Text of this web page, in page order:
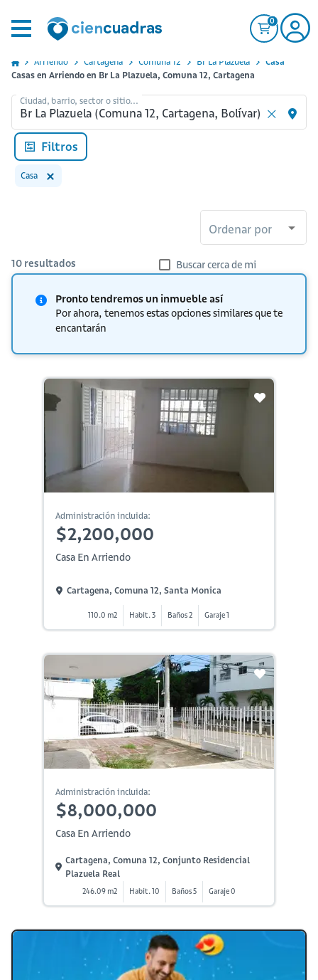
0
Arriendo Cartagena Comuna 12 Br La Plazuela
Casa
Casas en Arriendo en Br La Plazuela, Comuna 12, Cartagena
Ciudad, barrio, sector o sitio...
Filtros
Casa
Ordenar por
10 resultados Buscar cerca de mi
Pronto tendremos un inmueble así
Por ahora, tenemos estas opciones similares que te
encantarán
Administración incluida:
$2,200,000
Casa En Arriendo
Cartagena, Comuna 12, Santa Monica
110.0 m2 Habit. 3 Baños 2 Garaje 1
Administración incluida:
$8,000,000
Casa En Arriendo
Cartagena, Comuna 12, Conjunto Residencial
Plazuela Real
246.09 m2 Habit. 10 Baños 5 Garaje 0